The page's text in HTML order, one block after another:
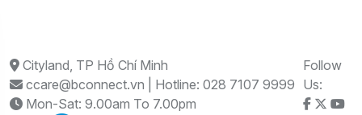
Cityland, TP Hồ Chí Minh
ccare@bconnect.vn | Hotline: 028 7107 9999
Mon-Sat: 9.00am To 7.00pm
Follow
Us: